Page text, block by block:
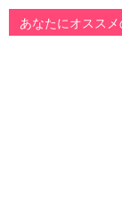
あなたにオスス